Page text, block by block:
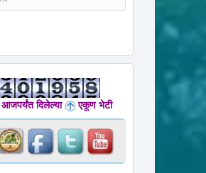
आजपर्यंत दिलेल्या एकूण भेटी